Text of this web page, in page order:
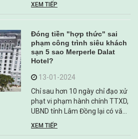
Riverside thực hiện dự án đầu
quy hoạch không thông qua
hình thức đấu giá quyền sử
dụng ...
XEM TIẾP
Đóng tiền "hợp thức" sai
phạm công trình siêu khách
sạn 5 sao Merperle Dalat
Hotel?
13-01-2024
Chỉ sau hơn 10 ngày chỉ đạo xử
phạt vi phạm hành chính TTXD,
UBND tỉnh Lâm Đồng lại có văn
bản giao các sở, ngành xác định
nghĩa vụ tài chính Công ty CP
XEM TIẾP